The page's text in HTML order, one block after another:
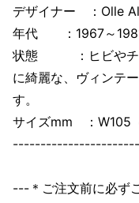
デザイナー ：Olle
年代 ：1967～
状態 ：ヒビやチッ
に綺麗な、ヴィンテ
す。
サイズmm ：W105
---＊ご注文前に必ず